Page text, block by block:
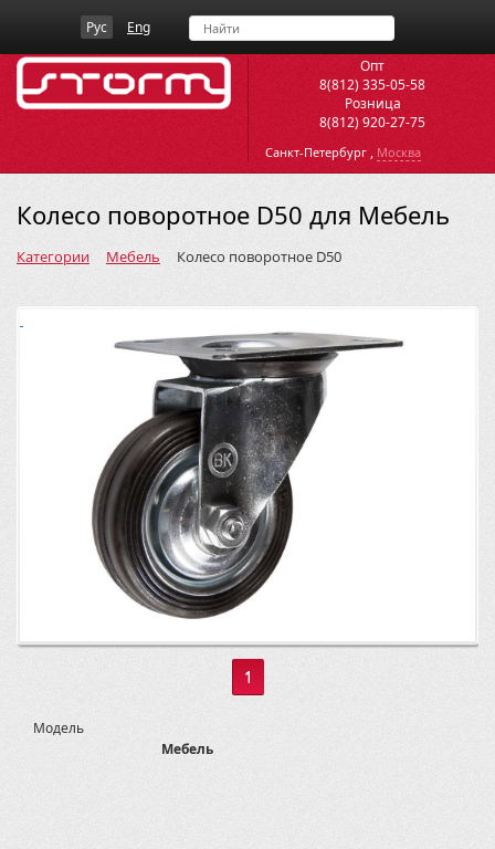
Рус Eng
Опт
8(812) 335-05-58
Розница
8(812) 920-27-75
Санкт-Петербург , Москва
Колесо поворотное D50 для Мебель
Категории Мебель Колесо поворотное D50
1
Модель
Мебель